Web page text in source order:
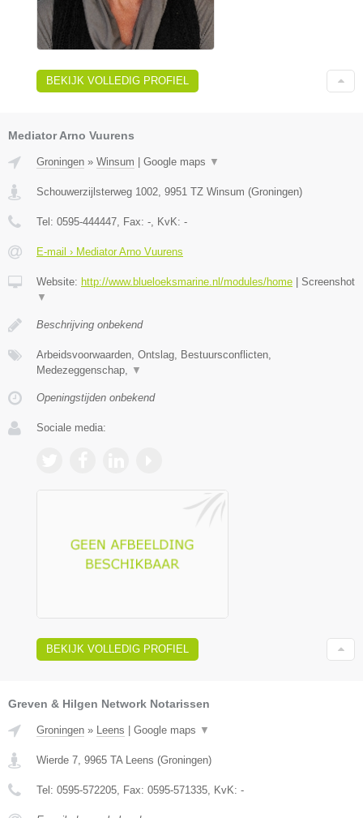
BEKIJK VOLLEDIG PROFIEL
Mediator Arno Vuurens
Groningen » Winsum Google maps ▼
Schouwerzijlsterweg 1002, 9951 TZ Winsum (Groningen)
Tel: 0595-444447, Fax: -, KvK: -
E-mail › Mediator Arno Vuurens
Website: http://www.blueloeksmarine.nl/modules/home
Screenshot
▼
Beschrijving onbekend
Arbeidsvoorwaarden, Ontslag, Bestuursconflicten,
Medezeggenschap, ▼
Openingstijden onbekend
Sociale media:
BEKIJK VOLLEDIG PROFIEL
Greven & Hilgen Network Notarissen
Groningen » Leens Google maps ▼
Wierde 7 9965 TA Leens (Groningen)
Tel: 0595-572205 , Fax: 0595-571335 , KvK: -